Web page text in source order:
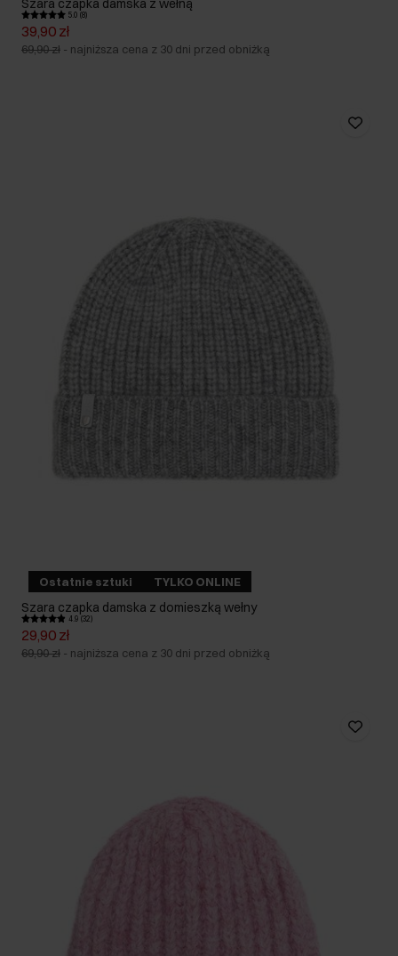
Szara czapka damska z wełną
5.0 (8)
39,90 zł
69,90 zł - najniższa cena z 30 dni przed obniżką
Ostatnie sztuki TYLKO ONLINE
Szara czapka damska z domieszką wełny
4.9 (32)
29,90 zł
69,90 zł - najniższa cena z 30 dni przed obniżką